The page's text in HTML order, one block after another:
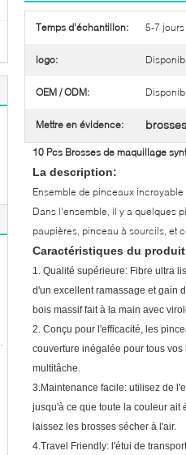
Temps d'échantillon: 5-7 jours
logo:
OEM / ODM:
Mettre en évidence:
10 Pcs Brosses de maquillage
La description:
Ensemble de pinceaux
Dans l'ensemble, il y a quelques
paupières, pinceau à sourcils, et
Caractéristiques du
1. Qualité supérieure: Fibre ultra
d'un excellent ramassage et gain
bois massif fait à la main avec
2. Conçu pour l'efficacité, les
couverture inégalée pour tous
multitâche.
3.Maintenance facile: utilisez de
jusqu'à ce que toute la couleur ait
laissez les brosses sécher à l'air.
4.Travel Friendly: l'étui de